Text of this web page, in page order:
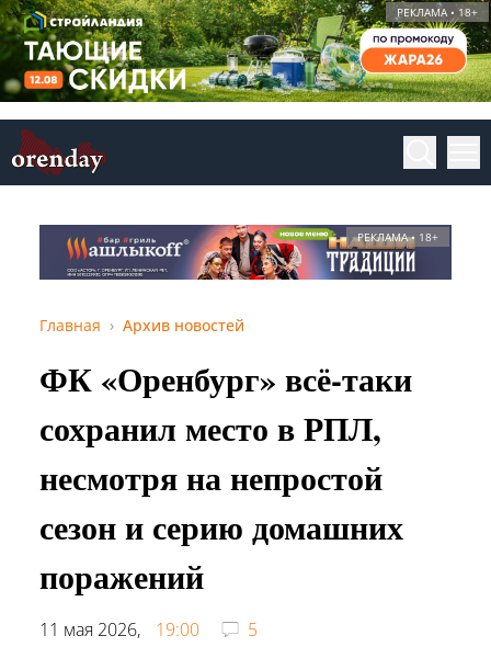
РЕКЛАМА • 18+
РЕКЛАМА • 18+
Главная Архив новостей
ФК «Оренбург» всё-таки
сохранил место в РПЛ,
несмотря на непростой
сезон и серию домашних
поражений
11 мая 2026, 19:00
5